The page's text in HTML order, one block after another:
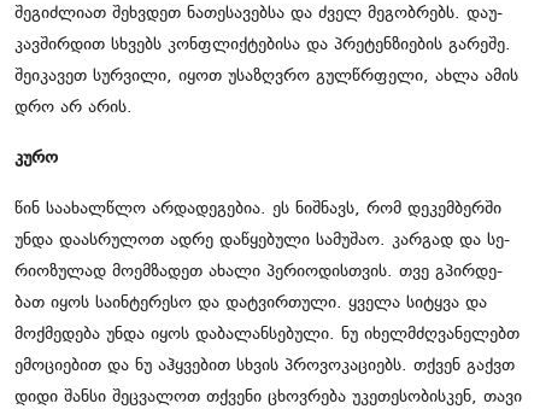
შე­გიძ­ლი­ათ შეხ­ვდეთ ნა­თე­სა­ვებ­სა და ძველ მე­გობ­რებს. და­უ­
კავ­შირ­დით სხვებს კონ­ფლიქ­ტე­ბი­სა და პრე­ტენ­ზი­ე­ბის გა­რე­შე.
შე­ი­კა­ვეთ სურ­ვი­ლი, იყოთ უსა­ზღვრო გულ­წრფე­ლი, ახლა ამის
დრო არ არის.
კურო
წინ სა­ა­ხალ­წლო არ­და­დე­გე­ბია. ეს ნიშ­ნავს, რომ დე­კემ­ბერ­ში
უნდა და­ას­რუ­ლოთ ადრე და­წყე­ბუ­ლი სა­მუ­შაო. კარ­გად და სე­
რი­ო­ზუ­ლად მო­ემ­ზა­დეთ ახა­ლი პე­რი­ო­დის­თვის. თვე გპირ­დე­
ბათ იყოს სა­ინ­ტე­რე­სო და დატ­ვირ­თუ­ლი. ყვე­ლა სი­ტყვა და
მოქ­მე­დე­ბა უნდა იყოს და­ბა­ლან­სე­ბუ­ლი. ნუ იხელ­მძღვა­ნე­ლებთ
ემო­ცი­ე­ბით და ნუ აჰ­ყვე­ბით სხვის პრო­ვო­კა­ცი­ებს. თქვენ გაქვთ
დიდი შან­სი შეც­ვა­ლოთ თქვე­ნი ცხოვ­რე­ბა უკე­თე­სო­ბის­კენ, თავი